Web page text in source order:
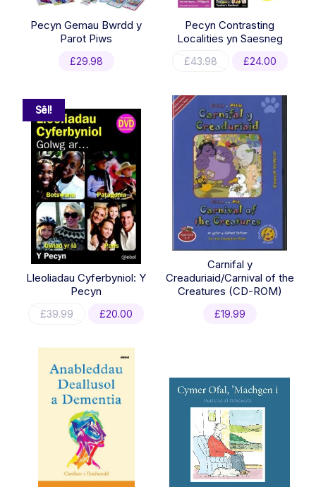
Pecyn Gemau Bwrdd y
Parot Piws
£29.98
Pecyn Contrasting
Localities yn Saesneg
£43.98
Original
£43.98.
£24.00
Sêl!
Lleoliadau Cyferbyniol: Y
Pecyn
£39.99
Original
£39.99.
£20.00
Carnifal y
Creaduriaid/Carnival of the
Creatures (CD-ROM)
£19.99